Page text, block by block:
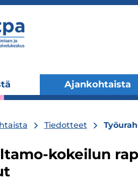
alavalikko
Ajankohtaista
Tiedotteet
kokeilun